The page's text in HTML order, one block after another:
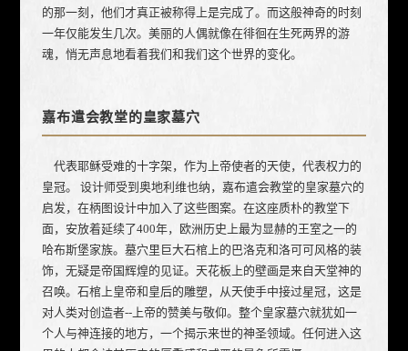
的那一刻，他们才真正被称得上是完成了。而这般神奇的时刻
一年仅能发生几次。美丽的人偶就像在徘徊在生死两界的游
魂，悄无声息地看着我们和我们这个世界的变化。
嘉布遣会教堂的皇家墓穴
代表耶稣受难的十字架，作为上帝使者的天使，代表权力的
皇冠。 设计师受到奥地利维也纳，嘉布遣会教堂的皇家墓穴的
启发，在柄图设计中加入了这些图案。在这座质朴的教堂下
面，安放着延续了400年，欧洲历史上最为显赫的王室之一的
哈布斯堡家族。墓穴里巨大石棺上的巴洛克和洛可可风格的装
饰，无疑是帝国辉煌的见证。天花板上的壁画是来自天堂神的
召唤。石棺上皇帝和皇后的雕塑，从天使手中接过星冠，这是
对人类对创造者--上帝的赞美与敬仰。整个皇家墓穴就犹如一
个人与神连接的地方，一个揭示来世的神圣领域。任何进入这